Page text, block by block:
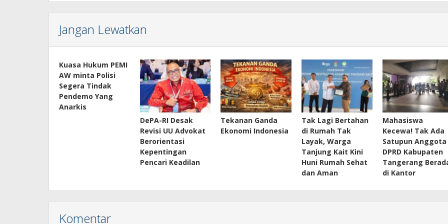
Jangan Lewatkan
Kuasa Hukum PEMI
AW minta Polisi
Segera Tindak
Pendemo Yang
Anarkis
DePA-RI Desak
Revisi UU Advokat
Berorientasi
Kepentingan
Pencari Keadilan
Tekanan Ganda
Ekonomi Indonesia
Tak Lagi Bertahan
di Rumah Tak
Layak, Warga
Tanjung Kait Kini
Huni Rumah Sehat
dan Aman
Mahasiswa
Kecewa! Tak Ada
Satupun Anggota
DPRD Kabupaten
Tangerang
di Kantor
Komentar